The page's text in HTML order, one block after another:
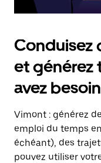
Conduisez
et générez
avez
Vimont : générez
emploi du temps
échéant), des
pouvez utiliser